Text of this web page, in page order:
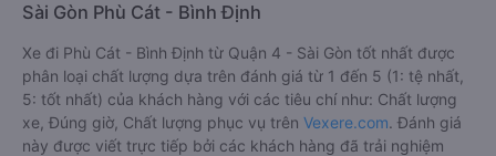
Sài Gòn Phù Cát - Bình Định
Xe đi Phù Cát - Bình Định từ Quận 4 - Sài Gòn tốt nhất được
phân loại chất lượng dựa trên đánh giá từ 1 đến 5 (1: tệ nhất,
5: tốt nhất) của khách hàng với các tiêu chí như: Chất lượng
xe, Đúng giờ, Chất lượng phục vụ trên Vexere.com. Đánh giá
này được viết trực tiếp bởi các khách hàng đã trải nghiệm